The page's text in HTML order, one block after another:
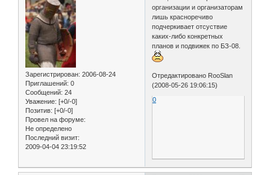
Зарегистрирован: 2006-08-24
Приглашений: 0
Сообщений: 24
Уважение: [+0/-0]
Позитив: [+0/-0]
Провел на форуме:
Не определено
Последний визит:
2009-04-04 23:19:52
организации и организаторам
лишь красноречиво
подчеркивает отсуствие
каких-либо конкретных
планов и подвижек по БЗ-08.
Отредактировано RooSlan
(2008-05-26 19:06:15)
0